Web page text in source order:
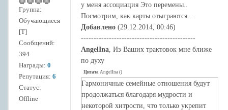
Группа:
Обучающиеся
[Т]
Сообщений:
394
Награды: 0
Репутация: 6
Статус:
Offline
у меня ассоциация Это перемены..
Посмотрим, как карты отыграются...
Добавлено (29.12.2014, 00:46)
---------------------------------------------
AngelIna , Из Ваших трактовок мне ближе
по духу
Цитата AngelIna ()
Гармоничные семейные отношения будут
продолжаться благодаря мудрости и
некоторой хитрости, что только укрепит